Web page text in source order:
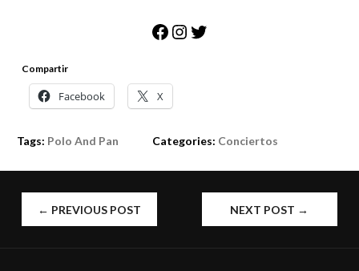
Facebook
Instagram
Twitter
Compartir
Facebook X
Tags: Polo And Pan Categories: Conciertos
POST
← PREVIOUS POST NEXT POST →